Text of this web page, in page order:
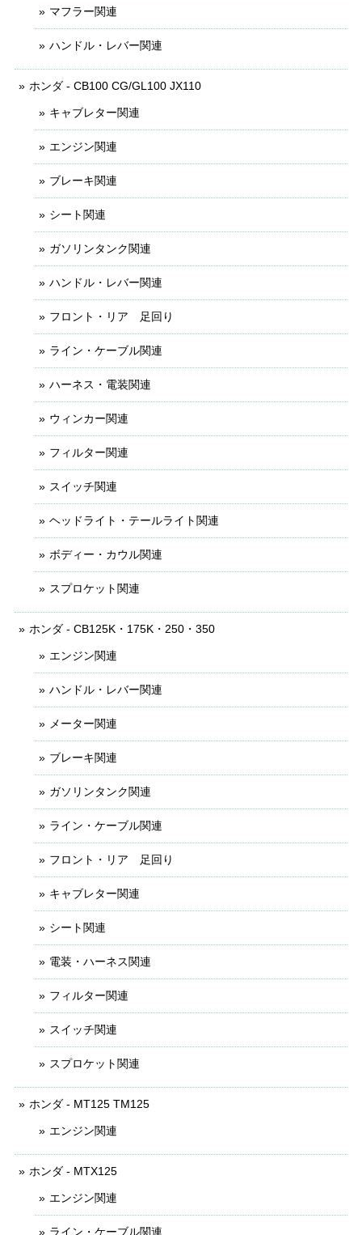
マフラー関連
ハンドル・レバー関連
ホンダ - CB100 CG/GL100 JX110
キャブレター関連
エンジン関連
ブレーキ関連
シート関連
ガソリンタンク関連
ハンドル・レバー関連
フロント・リア 足回り
ライン・ケーブル関連
ハーネス・電装関連
ウィンカー関連
フィルター関連
スイッチ関連
ヘッドライト・テールライト関連
ボディー・カウル関連
スプロケット関連
ホンダ - CB125K・175K・250・350
エンジン関連
ハンドル・レバー関連
メーター関連
ブレーキ関連
ガソリンタンク関連
ライン・ケーブル関連
フロント・リア 足回り
キャブレター関連
シート関連
電装・ハーネス関連
フィルター関連
スイッチ関連
スプロケット関連
ホンダ - MT125 TM125
エンジン関連
ホンダ - MTX125
エンジン関連
ライン・ケーブル関連